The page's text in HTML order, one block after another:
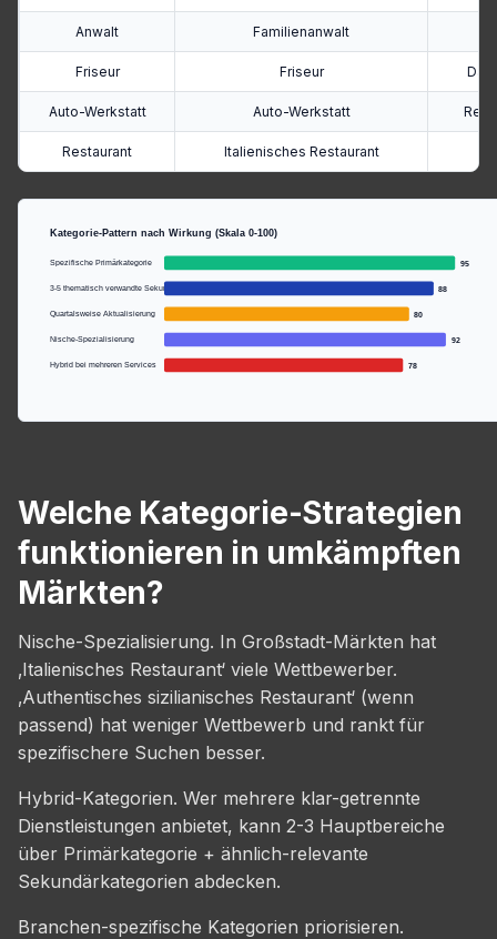
Anwalt Familienanwalt
Friseur Friseur
Auto-Werkstatt Auto-Werkstatt
Restaurant Italienisches Restaurant
Kategorie-Pattern nach Wirkung (Skala 0-100)
Spezifische Primärkategorie 95
3-5 thematisch verwandte Sekundärkategorien 88
Quartalsweise Aktualisierung 80
Nische-Spezialisierung 92
Hybrid bei mehreren Services 78
Welche Kategorie-Strategien
funktionieren in umkämpften
Märkten?
Nische-Spezialisierung. In Großstadt-Märkten hat
‚Italienisches Restaurant‘ viele Wettbewerber.
‚Authentisches sizilianisches Restaurant‘ (wenn
passend) hat weniger Wettbewerb und rankt für
spezifischere Suchen besser.
Hybrid-Kategorien. Wer mehrere klar-getrennte
Dienstleistungen anbietet, kann 2-3 Hauptbereiche
über Primärkategorie + ähnlich-relevante
Sekundärkategorien abdecken.
Branchen-spezifische Kategorien priorisieren.